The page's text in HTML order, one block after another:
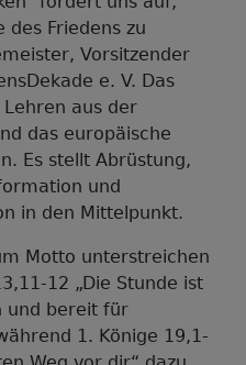
des Friedens zu
Vorsitzender
e. V. Das
aus der
das europäische
Es stellt Abrüstung,
und
in den Mittelpunkt.
Motto unterstreichen
12 „Die Stunde ist
und bereit für
1. Könige 19,1-